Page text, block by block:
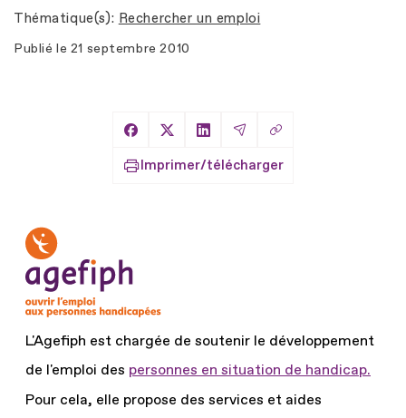
Thématique(s) Rechercher un emploi
Publié le 21 septembre 2010
Partager sur Facebook
Partager sur X
Partager sur LinkedIn
Partager par Email
Copier le lien
Imprimer/télécharger
L'Agefiph est chargée de soutenir le développement
de l'emploi des personnes en situation de handicap.
Pour cela, elle propose des services et aides